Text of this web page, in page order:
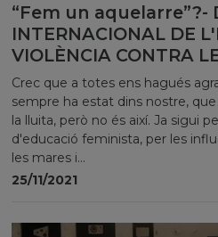
“Fem un aquelarre”?-
INTERNACIONAL DE
VIOLÈNCIA CONTRA
Crec que a totes ens hagués
sempre ha estat dins nostre,
la lluita, però no és així. Ja sigui
d'educació feminista, per les
les mares i...
25/11/2021